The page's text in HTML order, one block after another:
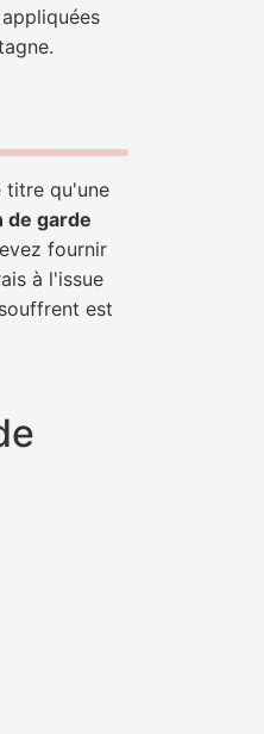
titre qu'une
de garde
fournir
à l'issue
est